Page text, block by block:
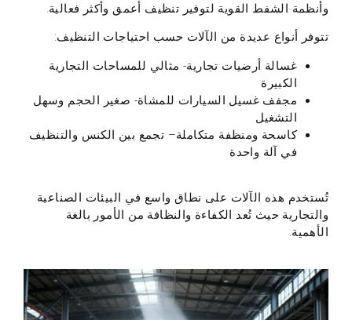
وأنظمة الشفط القوية لتوفير تنظيف أعمق وأكثر فعالية.
تتوفر أنواع عديدة من الآلات حسب احتياجات التنظيف:
غسالة أرضيات تجارية- مثالي للمساحات التجارية
الكبيرة
مجفف غسيل السيارات للمشاة- صغير الحجم وسهل
التشغيل
كاسحة ومنظفة متكاملة– تجمع بين الكنس والتنظيف
في آلة واحدة
تُستخدم هذه الآلات على نطاق واسع في البيئات الصناعية
والتجارية حيث تُعد الكفاءة والنظافة من الأمور بالغة
الأهمية.